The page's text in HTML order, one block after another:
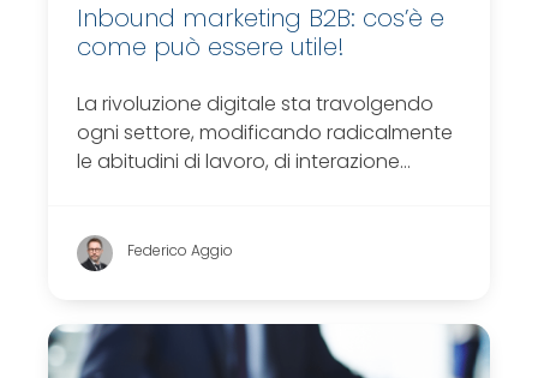
Inbound marketing B2B: cos’è e
come può essere utile!
La rivoluzione digitale sta travolgendo
ogni settore, modificando radicalmente
le abitudini di lavoro, di interazione…
Federico Aggio